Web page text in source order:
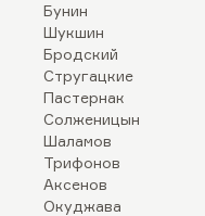
Бунин
Шукшин
Бродский
Стругацкие
Пастернак
Солженицын
Шаламов
Трифонов
Аксенов
Окуджава